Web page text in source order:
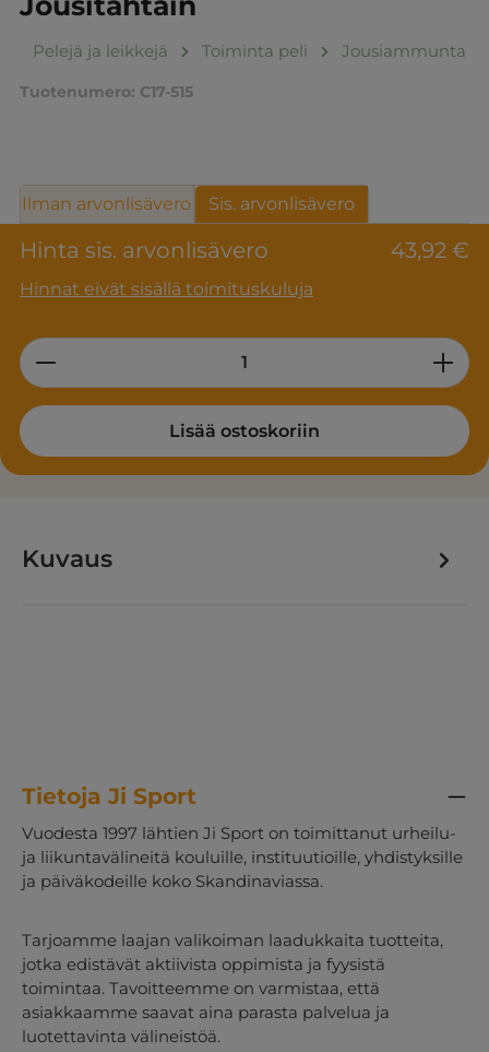
Pelejä ja leikkejä Toiminta peli Jousiammunta
Tuotenumero: C17-515
Hinta sis. arvonlisävero 43,92 €
Hinnat eivät sisällä toimituskuluja
Ilman arvonlisävero Sis. arvonlisävero
Product Quantity: Enter the desired
Lisää ostoskoriin
Kuvaus
Tietoja Ji Sport
Vuodesta 1997 lähtien Ji Sport on toimittanut urheilu-
ja liikuntavälineitä kouluille, instituutioille, yhdistyksille
ja päiväkodeille koko Skandinaviassa.
Tarjoamme laajan valikoiman laadukkaita tuotteita,
jotka edistävät aktiivista oppimista ja fyysistä
toimintaa. Tavoitteemme on varmistaa, että
asiakkaamme saavat aina parasta palvelua ja
luotettavinta välineistöä.